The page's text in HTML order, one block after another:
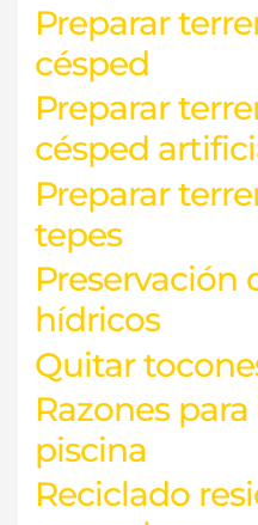
Preparar
césped
Preparar
césped
Preparar
tepes
Preservación
hídricos
Quitar
Razones
piscina
Reciclado